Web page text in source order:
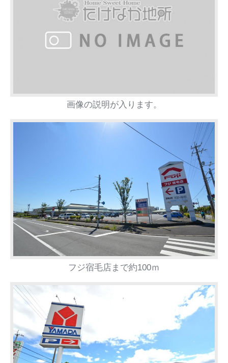
画像の説明が入ります。
フジ宿毛店まで約100ｍ